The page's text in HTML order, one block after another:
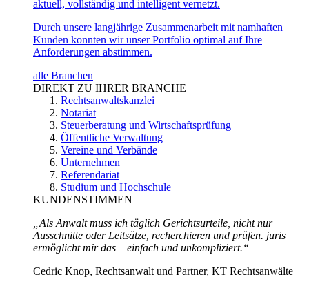
aktuell, vollständig und intelligent vernetzt.
Durch unsere langjährige Zusammenarbeit mit namhaften
Kunden konnten wir unser Portfolio optimal auf Ihre
Anforderungen abstimmen.
alle Branchen
DIREKT ZU IHRER BRANCHE
Rechtsanwaltskanzlei
Notariat
Steuerberatung und Wirtschaftsprüfung
Öffentliche Verwaltung
Vereine und Verbände
Unternehmen
Referendariat
Studium und Hochschule
KUNDENSTIMMEN
„Als Anwalt muss ich täglich Gerichtsurteile, nicht nur
Ausschnitte oder Leitsätze, recherchieren und prüfen. juris
ermöglicht mir das – einfach und unkompliziert.“
Cedric Knop, Rechtsanwalt und Partner, KT Rechtsanwälte